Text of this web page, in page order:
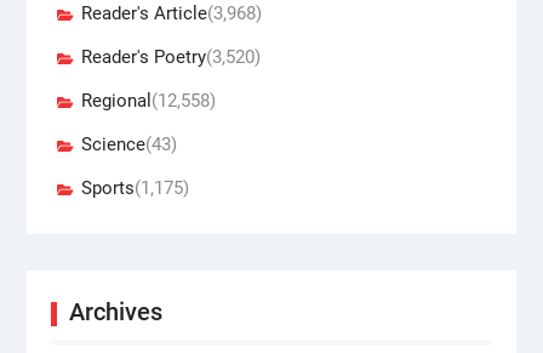
Reader's Article(3,968)
Reader's Poetry(3,520)
Regional (12,558)
Science(43)
Sports(1,175)
Archives